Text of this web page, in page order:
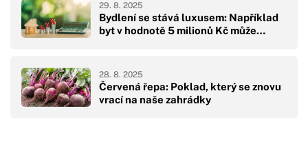
Bydlení se stává luxusem: Například
byt v hodnotě 5 milionů Kč může…
29. 8. 2025
Červená řepa: Poklad, který se znovu
vrací na naše zahrádky
28. 8. 2025